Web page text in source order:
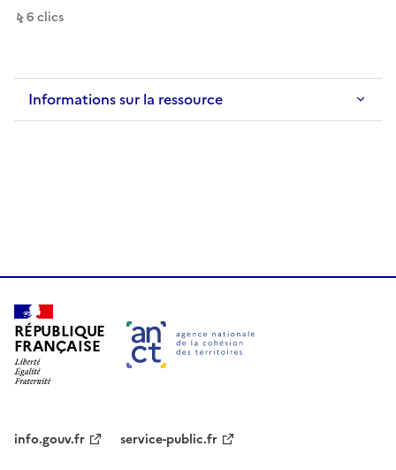
6clics
sur ce lien
Informations sur la ressource
RÉPUBLIQUE
FRANÇAISE
info.gouv.fr
service-public.fr